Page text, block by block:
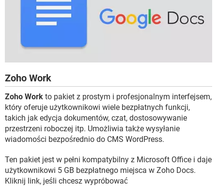
Zoho Work
Zoho Work to pakiet z prostym i profesjonalnym interfejsem,
który oferuje użytkownikowi wiele bezpłatnych funkcji,
takich jak edycja dokumentów, czat, dostosowywanie
przestrzeni roboczej itp. Umożliwia także wysyłanie
wiadomości bezpośrednio do CMS WordPress.
Ten pakiet jest w pełni kompatybilny z Microsoft Office i daje
użytkownikowi 5 GB bezpłatnego miejsca w Zoho Docs.
Kliknij link, jeśli chcesz wypróbować